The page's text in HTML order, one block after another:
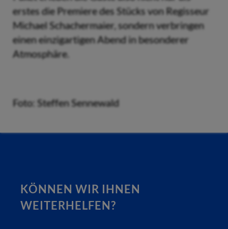
erstes die Premiere des Stücks von Regisseur
Michael Schachermaier, sondern verbringen
einen einzigartigen Abend in besonderer
Atmosphäre.
Foto: Steffen Sennewald
KÖNNEN WIR IHNEN
WEITERHELFEN?